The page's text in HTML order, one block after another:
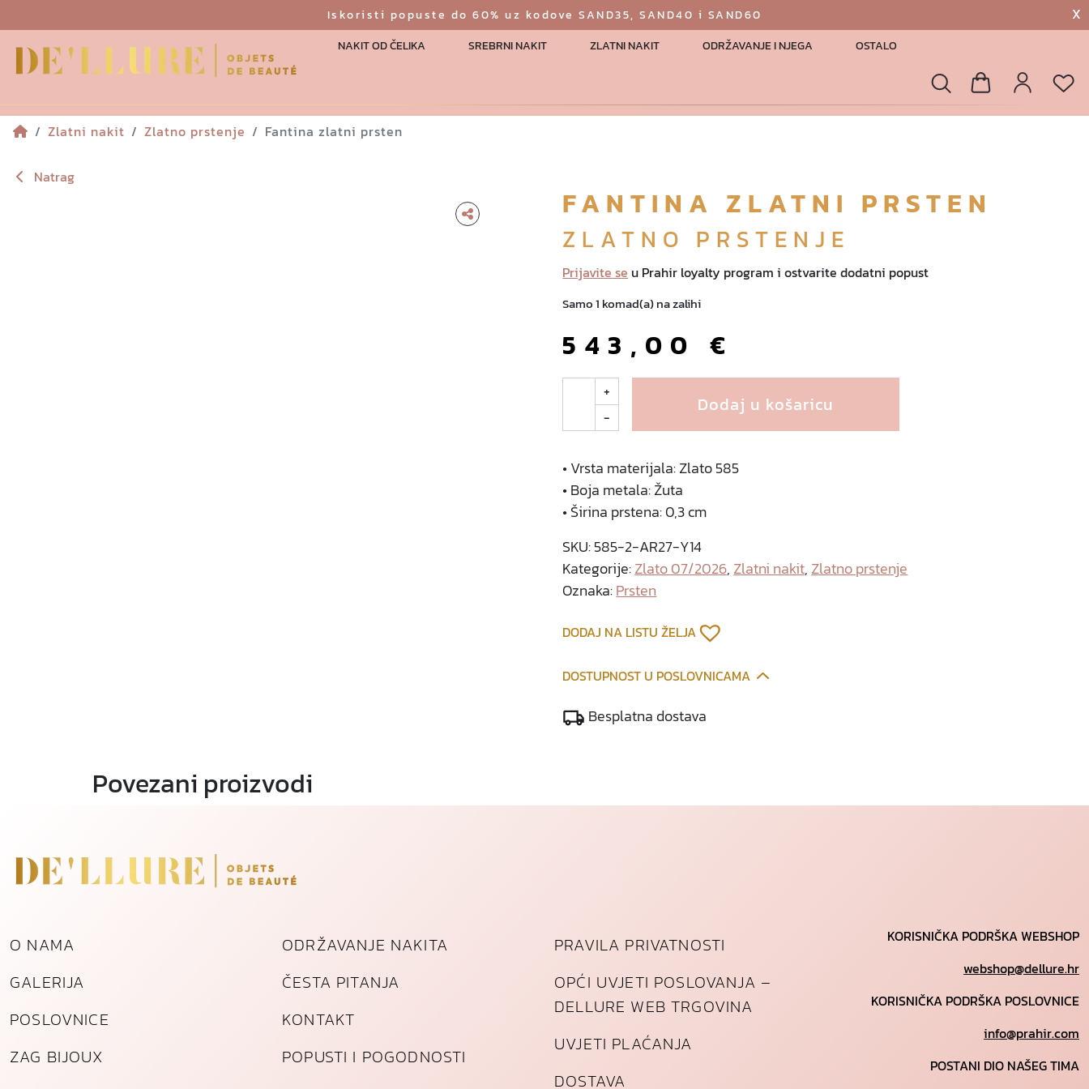
Iskoristi popuste do 60% uz kodove SAND35, SAND40 i SAND60 X
NAKIT OD ČELIKA SREBRNI NAKIT ZLATNI NAKIT ODRŽAVANJE I NJEGA OSTALO
Pretraga
Zlatni nakit
Zlatno prstenje Fantina zlatni prsten
Natrag
FANTINA ZLATNI PRSTEN
ZLATNO PRSTENJE
Prijavite se u Prahir loyalty program i ostvarite dodatni popust
Samo 1 komad(a) na zalihi
543,00€
n
i
n
l
a
t
n
p
s
e
+
-
Dodaj u košaricu
• Vrsta materijala: Zlato 585
• Boja metala: Žuta
• Širina prstena: 0,3 cm
SKU:585-2-AR27-Y14
Kategorije:Zlato 07/2026, Zlatni nakit, Zlatno prstenje
Oznaka:Prsten
DODAJ NA LISTU ŽELJA
DOSTUPNOST U POSLOVNICAMA
Besplatna dostava
Povezani proizvodi
O NAMA
GALERIJA
POSLOVNICE
ZAG BIJOUX
ODRŽAVANJE NAKITA
ČESTA PITANJA
KONTAKT
POPUSTI I POGODNOSTI
PRAVILA PRIVATNOSTI
OPĆI UVJETI POSLOVANJA –
DELLURE WEB TRGOVINA
UVJETI PLAĆANJA
DOSTAVA
KORISNIČKA PODRŠKA WEBSHOP
webshop@dellure.hr
KORISNIČKA PODRŠKA POSLOVNICE
info@prahir.com
POSTANI DIO NAŠEG TIMA